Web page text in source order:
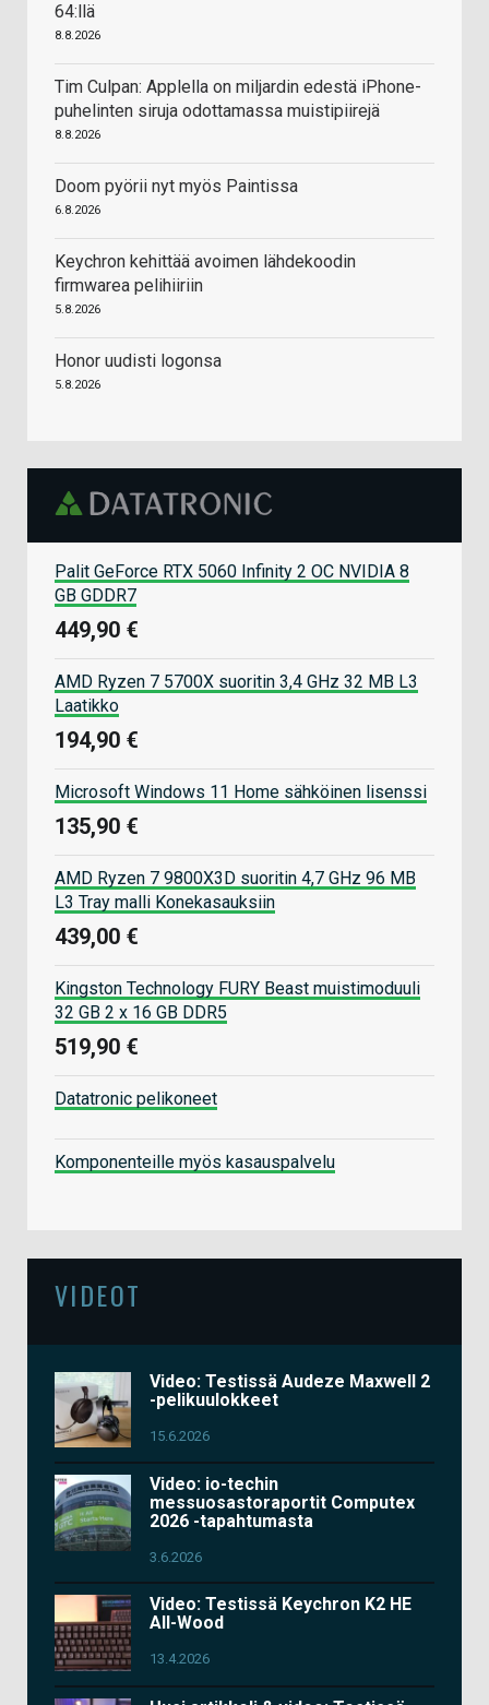
64:llä
8.8.2026
Tim Culpan: Applella on miljardin edestä iPhone-
puhelinten siruja odottamassa muistipiirejä
8.8.2026
Doom pyörii nyt myös Paintissa
6.8.2026
Keychron kehittää avoimen lähdekoodin
firmwarea pelihiiriin
5.8.2026
Honor uudisti logonsa
5.8.2026
Palit GeForce RTX 5060 Infinity 2 OC NVIDIA 8
GB GDDR7
449,90 €
AMD Ryzen 7 5700X suoritin 3,4 GHz 32 MB L3
Laatikko
194,90 €
Microsoft Windows 11 Home sähköinen lisenssi
135,90 €
AMD Ryzen 7 9800X3D suoritin 4,7 GHz 96 MB
L3 Tray malli Konekasauksiin
439,00 €
Kingston Technology FURY Beast muistimoduuli
32 GB 2 x 16 GB DDR5
519,90 €
Datatronic pelikoneet
Komponenteille myös kasauspalvelu
VIDEOT
Video: Testissä Audeze Maxwell 2
-pelikuulokkeet
15.6.2026
Video: io-techin
messuosastoraportit Computex
2026 -tapahtumasta
3.6.2026
Video: Testissä Keychron K2 HE
All-Wood
13.4.2026